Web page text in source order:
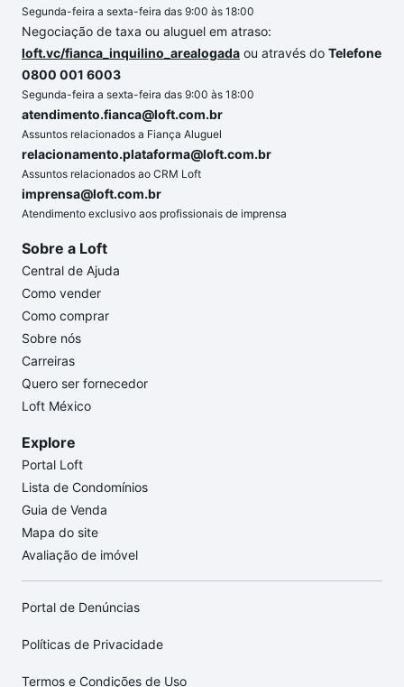
Segunda-feira a sexta-feira das 9:00 às 18:00
Negociação de taxa ou aluguel em atraso:
loft.vc/fianca_inquilino_arealogada ou através do Telefone
0800 001 6003
Segunda-feira a sexta-feira das 9:00 às 18:00
atendimento.fianca@loft.com.br
Assuntos relacionados a Fiança Aluguel
relacionamento.plataforma@loft.com.br
Assuntos relacionados ao CRM Loft
imprensa@loft.com.br
Atendimento exclusivo aos profissionais de imprensa
Sobre a Loft
Central de Ajuda
Como vender
Como comprar
Sobre nós
Carreiras
Quero ser fornecedor
Loft México
Explore
Portal Loft
Lista de Condomínios
Guia de Venda
Mapa do site
Avaliação de imóvel
Portal de Denúncias
Políticas de Privacidade
Termos e Condições de Uso